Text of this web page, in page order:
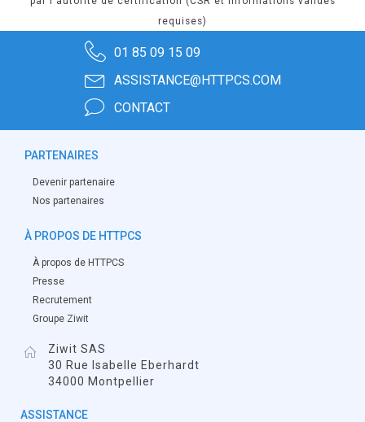
requises)
01 85 09 15 09
ASSISTANCE@HTTPCS.COM
CONTACT
PARTENAIRES
Devenir partenaire
Nos partenaires
À PROPOS DE HTTPCS
À propos de HTTPCS
Presse
Recrutement
Groupe Ziwit
Ziwit SAS
30 Rue Isabelle Eberhardt
34000 Montpellier
ASSISTANCE